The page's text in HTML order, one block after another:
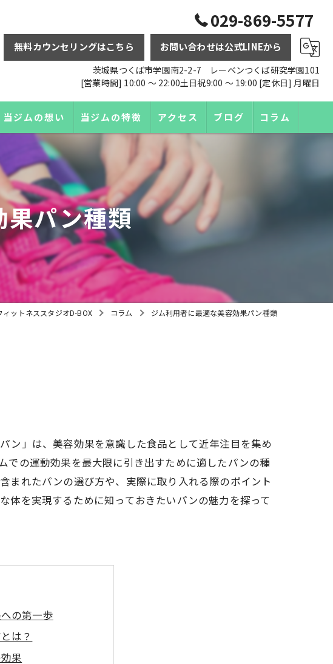
029-869-5577
無料カウンセリングはこちら お問い合わせは公式LINEから
茨城県つくば市学園南2-2-7 レーベンつくば研究学園101
[営業時間] 10:00 〜 22:00土日祝9:00 〜 19:00 [定休日] 月曜日
当ジムの想い 当ジムの特徴
ダイエット
トレーニング
パーソナル
食事
子連れ
アクセス ブログ コラム
果パン種類
ットネススタジオD-BOX コラム ジム利用者に最適な美容効果パン種類
ン」は、美容効果を意識した食品として近年注目を集め
での運動効果を最大限に引き出すために適したパンの種
まれたパンの選び方や、実際に取り入れる際のポイント
体を実現するために知っておきたいパンの魅力を探って
の第一歩
は？
果